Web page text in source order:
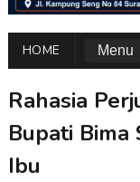
HOME
Rahasia
Bupati Bima
Ibu